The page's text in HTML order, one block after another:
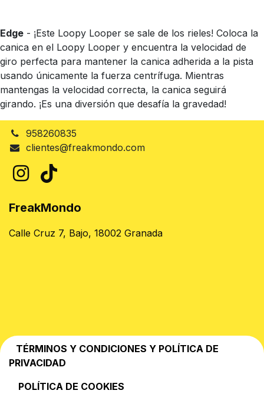
Edge - ¡Este Loopy Looper se sale de los rieles! Coloca la
canica en el Loopy Looper y encuentra la velocidad de
giro perfecta para mantener la canica adherida a la pista
usando únicamente la fuerza centrífuga. Mientras
mantengas la velocidad correcta, la canica seguirá
girando. ¡Es una diversión que desafía la gravedad!
958260835
clientes@freakmondo.com
FreakMondo
Calle Cruz 7, Bajo, 18002 Granada
TÉRMINOS Y CONDICIONES Y POLÍTICA DE
PRIVACIDAD
POLÍTICA DE COOKIES